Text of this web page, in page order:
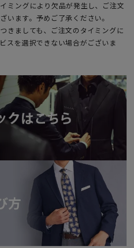
ミングにより欠品が発生し、ご注文
います。予めご了承ください。
きましても、ご注文のタイミングに
スを選択できない場合がございま